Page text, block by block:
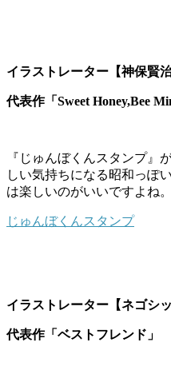
イラストレーター【神保賢治
代表作「Sweet Honey,Bee
『じゅんぼくんスタンプ』
しい気持ちになる昭和っぽ
は楽しいのがいいですよね
じゅんぼくんスタンプ
イラストレーター【ネゴシッ
代表作「ベストフレンド」